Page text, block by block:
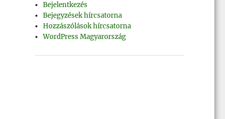
Bejelentkezés
Bejegyzések hírcsatorna
Hozzászólások hírcsatorna
WordPress Magyarország